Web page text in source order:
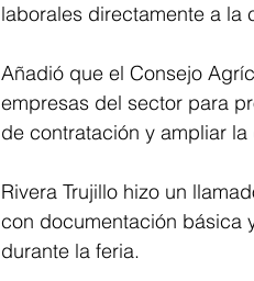
laborales directamente a la
Añadió que el Consejo
empresas del sector para
de contratación y ampliar
Rivera Trujillo hizo un
con documentación básica
durante la feria.